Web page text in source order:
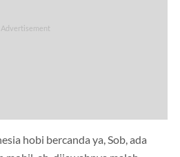
hobi bercanda ya, Sob, ada